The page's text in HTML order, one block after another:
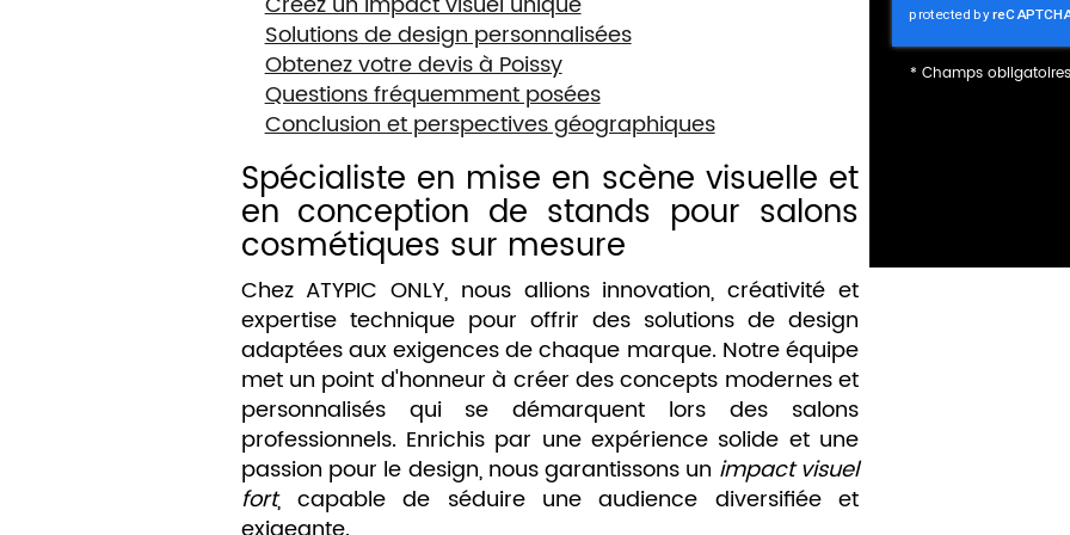
Solutions de design personnalisées
Obtenez votre devis à Poissy
Questions fréquemment posées
Conclusion et perspectives géographiques
Spécialiste en mise en scène visuelle et
en conception de stands pour salons
cosmétiques sur mesure
Chez ATYPIC ONLY, nous allions innovation, créativité et
expertise technique pour offrir des solutions de design
adaptées aux exigences de chaque marque. Notre équipe
met un point d'honneur à créer des concepts modernes et
personnalisés qui se démarquent lors des salons
professionnels. Enrichis par une expérience solide et une
passion pour le design, nous garantissons un impact visuel
fort, capable de séduire une audience diversifiée et
*Champs